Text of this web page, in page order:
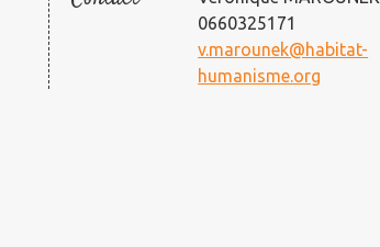
0660325171
v.marounek@habitat-
humanisme.org